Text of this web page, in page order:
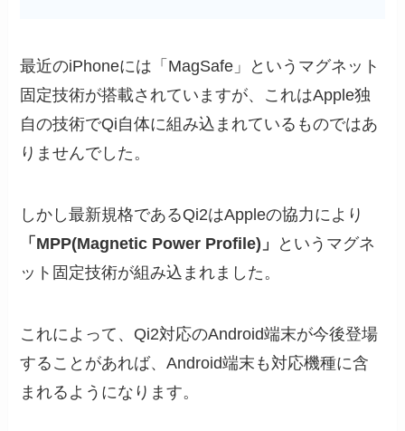
最近のiPhoneには「MagSafe」というマグネット
固定技術が搭載されていますが、これはApple独
自の技術でQi自体に組み込まれているものではあ
りませんでした。
しかし最新規格であるQi2はAppleの協力により
「MPP(Magnetic Power Profile)」
というマグネ
ット固定技術が組み込まれました。
これによって、Qi2対応のAndroid端末が今後登場
することがあれば、Android端末も対応機種に含
まれるようになります。